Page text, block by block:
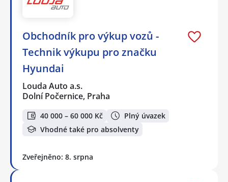
Obchodník pro výkup vozů -
Technik výkupu pro značku
Hyundai
Louda Auto a.s.
Dolní Počernice, Praha
40 000 – 60 000 Kč
Plný úvazek
Vhodné také pro absolventy
Zveřejněno: 8. srpna